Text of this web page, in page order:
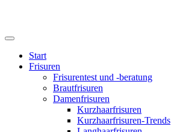
Start
Frisuren
Frisurentest und -beratung
Brautfrisuren
Damenfrisuren
Kurzhaarfrisuren
Kurzhaarfrisuren-Trends